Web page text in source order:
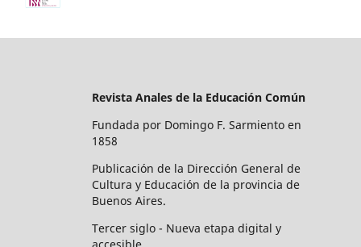
Revista Anales de la Educación Común
Fundada por Domingo F. Sarmiento en
1858
Publicación de la Dirección General de
Cultura y Educación de la provincia de
Buenos Aires.
Tercer siglo - Nueva etapa digital y
accesible.